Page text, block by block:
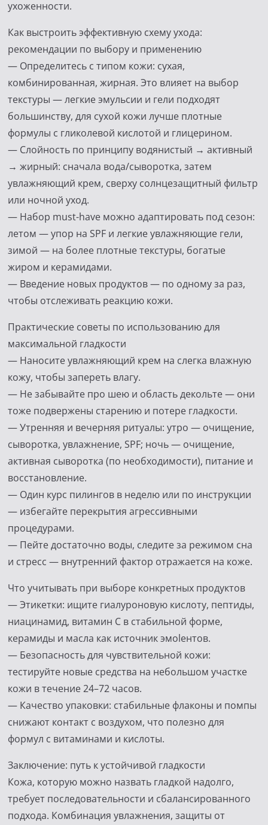
ухоженности.
Как выстроить эффективную схему ухода:
рекомендации по выбору и применению
— Определитесь с типом кожи: сухая,
комбинированная, жирная. Это влияет на выбор
текстуры — легкие эмульсии и гели подходят
большинству, для сухой кожи лучше плотные
формулы с гликолевой кислотой и глицерином.
— Слойность по принципу водянистый → активный
→ жирный: сначала вода/сыворотка, затем
увлажняющий крем, сверху солнцезащитный фильтр
или ночной уход.
— Набор must-have можно адаптировать под сезон:
летом — упор на SPF и легкие увлажняющие гели,
зимой — на более плотные текстуры, богатые
жиром и керамидами.
— Введение новых продуктов — по одному за раз,
чтобы отслеживать реакцию кожи.
Практические советы по использованию для
максимальной гладкости
— Наносите увлажняющий крем на слегка влажную
кожу, чтобы запереть влагу.
— Не забывайте про шею и область декольте — они
тоже подвержены старению и потере гладкости.
— Утренняя и вечерняя ритуалы: утро — очищение,
сыворотка, увлажнение, SPF; ночь — очищение,
активная сыворотка (по необходимости), питание и
восстановление.
— Один курс пилингов в неделю или по инструкции
— избегайте перекрытия агрессивными
процедурами.
— Пейте достаточно воды, следите за режимом сна
и стресс — внутренний фактор отражается на коже.
Что учитывать при выборе конкретных продуктов
— Этикетки: ищите гиалуроновую кислоту, пептиды,
ниацинамид, витамин C в стабильной форме,
керамиды и масла как источник эмolентов.
— Безопасность для чувствительной кожи:
тестируйте новые средства на небольшом участке
кожи в течение 24–72 часов.
— Качество упаковки: стабильные флаконы и помпы
снижают контакт с воздухом, что полезно для
формул с витаминами и кислоты.
Заключение: путь к устойчивой гладкости
Кожа, которую можно назвать гладкой надолго,
требует последовательности и сбалансированного
подхода. Комбинация увлажнения, защиты от